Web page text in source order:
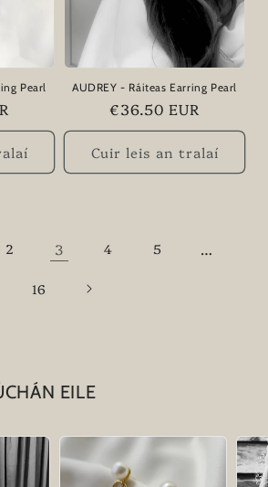
Pearl AUDREY - Ráiteas Earring Pearl
Praghas
rialta
€36.50 EUR
Cuir leis an tralaí
2 3 4 5 …
16
EILE